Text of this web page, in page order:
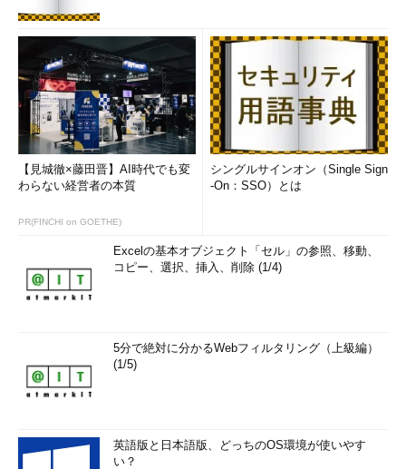
【見城徹×藤田晋】AI時代でも変
わらない経営者の本質
PR(FINCHI on GOETHE)
シングルサインオン（Single Sign
-On：SSO）とは
Excelの基本オブジェクト「セル」の参照、移動、
コピー、選択、挿入、削除 (1/4)
5分で絶対に分かるWebフィルタリング（上級編）
(1/5)
英語版と日本語版、どっちのOS環境が使いやす
い？